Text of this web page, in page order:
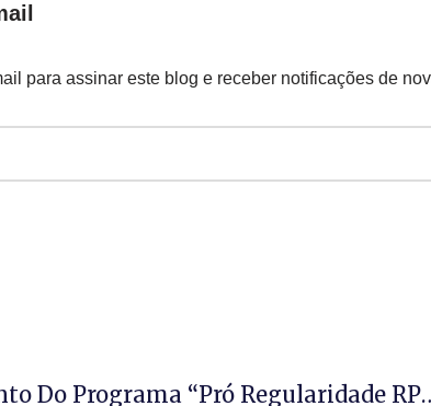
para assinar este blog e receber notificações de
MPS – Lançamento Do Programa